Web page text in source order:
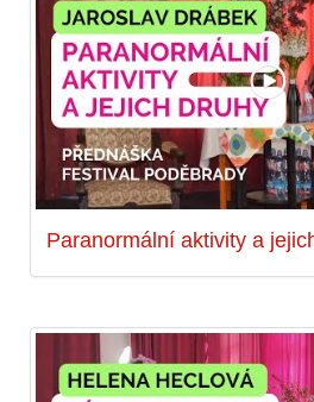
Paranormální aktivity a